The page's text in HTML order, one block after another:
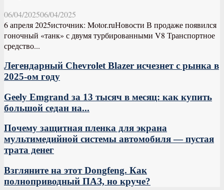
06/04/202506/04/2025
6 апреля 2025источник: Motor.ruНовости В продаже появился
гоночный «танк» с двумя турбированными V8 Транспортное
средство...
Легендарный Chevrolet Blazer исчезнет с рынка в
2025-ом году
Geely Emgrand за 13 тысяч в месяц: как купить
большой седан на...
Почему защитная пленка для экрана
мультимедийной системы автомобиля — пустая
трата денег
Взгляните на этот Dongfeng. Как
полноприводный ПАЗ, но круче?